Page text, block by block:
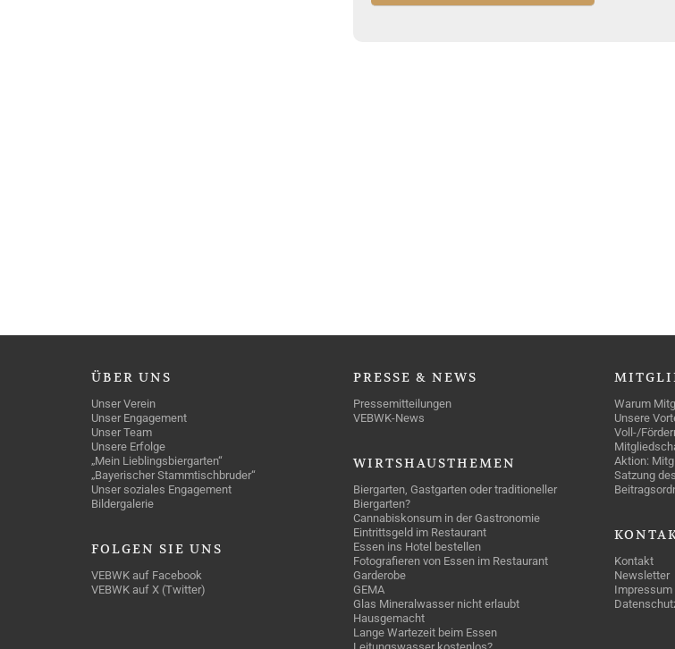
ÜBER UNS
Unser Verein
Unser Engagement
Unser Team
Unsere Erfolge
„Mein Lieblingsbiergarten“
„Bayerischer Stammtischbruder“
Unser soziales Engagement
Bildergalerie
FOLGEN SIE UNS
VEBWK auf Facebook
VEBWK auf X (Twitter)
PRESSE & NEWS
Pressemitteilungen
VEBWK-News
WIRTSHAUSTHEMEN
Biergarten, Gastgarten oder traditioneller
Biergarten?
Cannabiskonsum in der Gastronomie
Eintrittsgeld im Restaurant
Essen ins Hotel bestellen
Fotografieren von Essen im Restaurant
Garderobe
GEMA
Glas Mineralwasser nicht erlaubt
Hausgemacht
Lange Wartezeit beim Essen
Warum
Unsere
Voll-/
Aktion:
Satzung
Kontakt
Newsletter
Impressum